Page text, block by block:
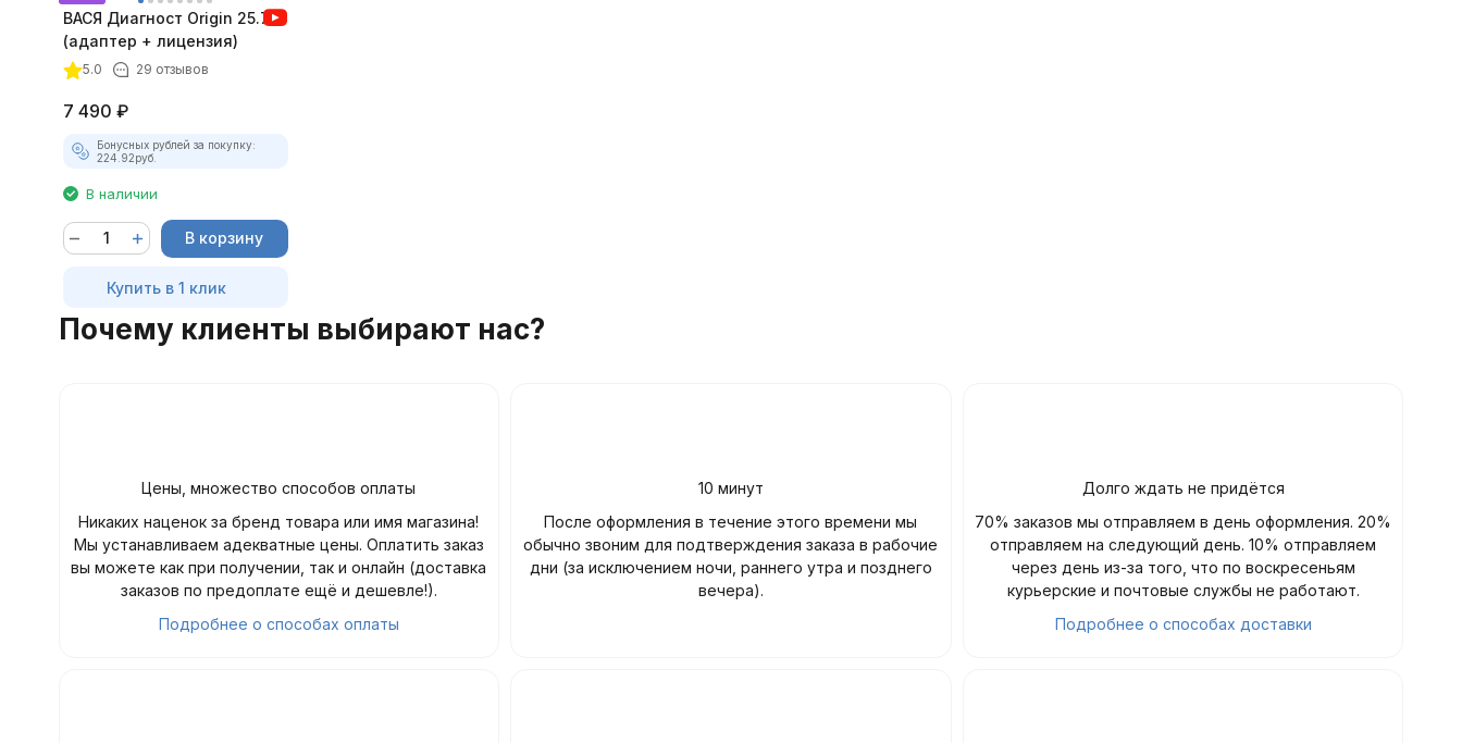
ВАСЯ Диагност Origin 25.7.0
(адаптер + лицензия)
5.0 29 отзывов
7 490 ₽
Бонусных рублей за покупку:
224.92руб.
В наличии
В корзину
Купить в 1 клик
Почему клиенты выбирают нас?
Цены, множество способов оплаты
Никаких наценок за бренд товара или имя магазина!
Мы устанавливаем адекватные цены. Оплатить заказ
вы можете как при получении, так и онлайн (доставка
заказов по предоплате ещё и дешевле!).
Подробнее о способах оплаты
10 минут
После оформления в течение этого времени мы
обычно звоним для подтверждения заказа в рабочие
дни (за исключением ночи, раннего утра и позднего
вечера).
Долго ждать не придётся
70% заказов мы отправляем в день оформления. 20%
отправляем на следующий день. 10% отправляем
через день из-за того, что по воскресеньям
курьерские и почтовые службы не работают.
Подробнее о способах доставки